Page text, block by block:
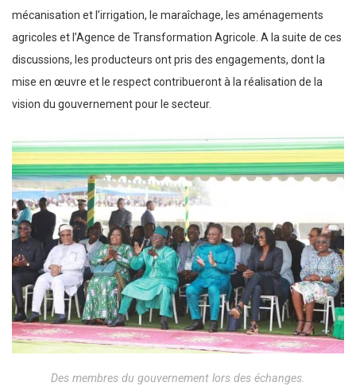
mécanisation et l’irrigation, le maraîchage, les aménagements
agricoles et l’Agence de Transformation Agricole. A la suite de ces
discussions, les producteurs ont pris des engagements, dont la
mise en œuvre et le respect contribueront à la réalisation de la
vision du gouvernement pour le secteur.
Des membres du gouvernement lors des échanges.